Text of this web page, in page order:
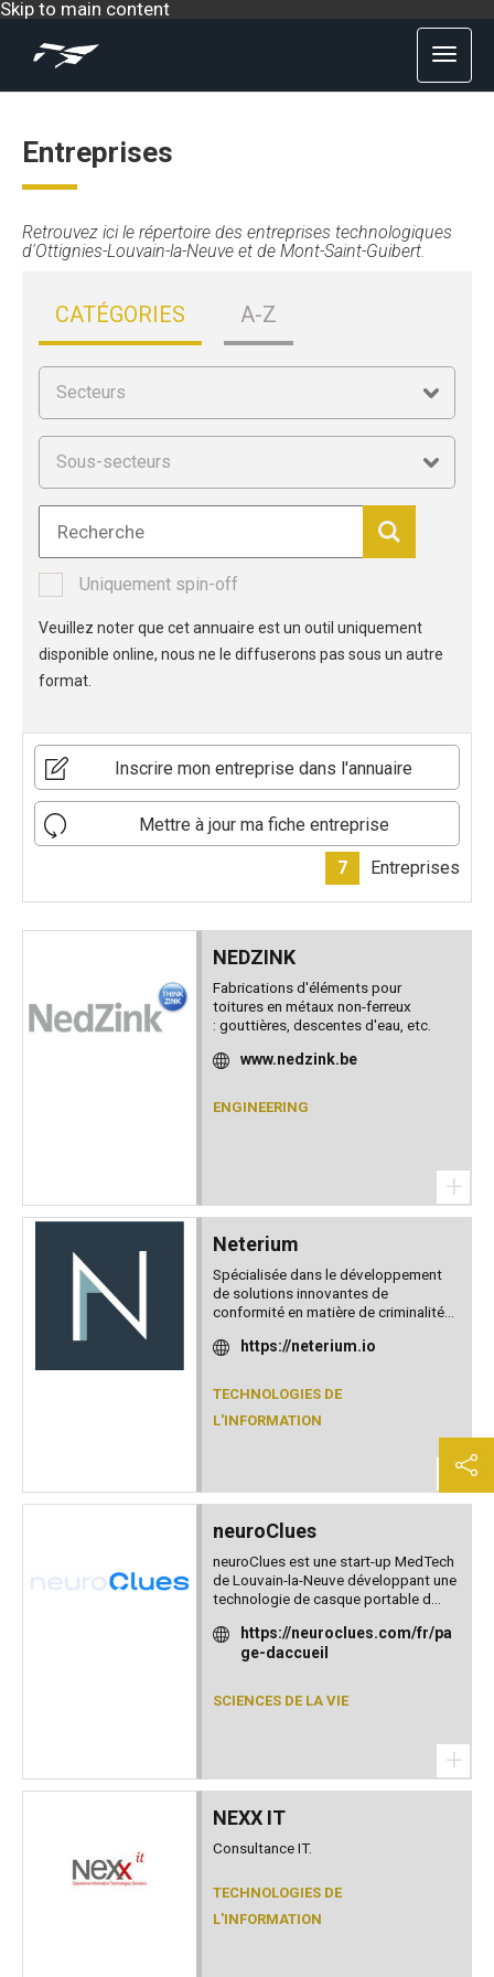
Skip to main content
Entreprises
Retrouvez ici le répertoire des entreprises technologiques
d'Ottignies-Louvain-la-Neuve et de Mont-Saint-Guibert.
CATÉGORIES A-Z
Uniquement spin-off
Veuillez noter que cet annuaire est un outil uniquement
disponible online, nous ne le diffuserons pas sous un autre
format.
Inscrire mon entreprise dans l'annuaire
Mettre à jour ma fiche entreprise
7 Entreprises
NEDZINK
Fabrications d'éléments pour
toitures en métaux non-ferreux
: gouttières, descentes d'eau, etc.
www.nedzink.be
ENGINEERING
+
Neterium
Spécialisée dans le développement
de solutions innovantes de
conformité en matière de criminalité...
https://neterium.io
TECHNOLOGIES DE
L'INFORMATION
+
neuroClues
neuroClues est une start-up MedTech
de Louvain-la-Neuve développant une
technologie de casque portable d...
https://neuroclues.com/fr/pa
ge-daccueil
SCIENCES DE LA VIE
+
NEXX IT
Consultance IT.
TECHNOLOGIES DE
L'INFORMATION